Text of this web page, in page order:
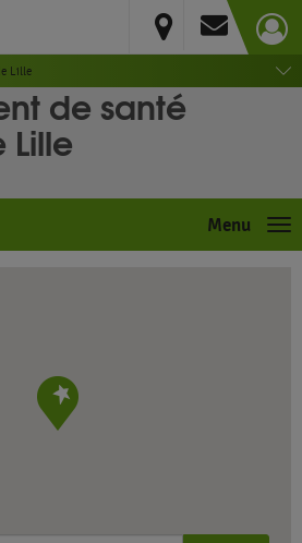
Lille
de santé
Menu